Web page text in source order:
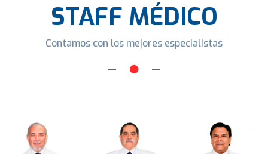
STAFF MÉDICO
Contamos con los mejores especialistas